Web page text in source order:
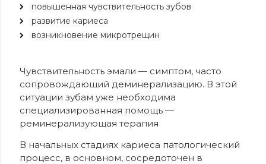
повышенная чувствительность зубов
развитие кариеса
возникновение микротрещин
Чувствительность эмали — симптом, часто
сопровождающий деминерализацию. В этой
ситуации зубам уже необходима
специализированная помощь —
реминерализующая терапия
В начальных стадиях кариеса патологический
процесс, в основном, сосредоточен в